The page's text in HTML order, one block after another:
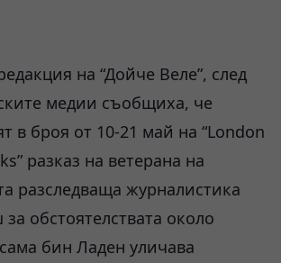
на “Дойче Веле”, след
медии съобщиха, че
в броя от 10-21 май на “London
разказ на ветерана на
разследваща журналистика
обстоятелствата около
бин Ладен уличава